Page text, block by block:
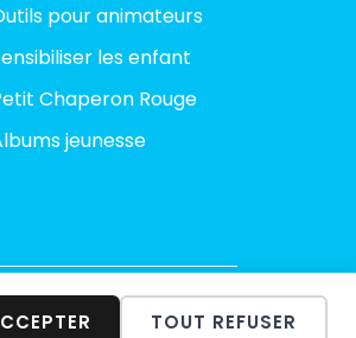
TOUT REFUSER
pour animateurs
les enfant
Chaperon Rouge
jeunesse